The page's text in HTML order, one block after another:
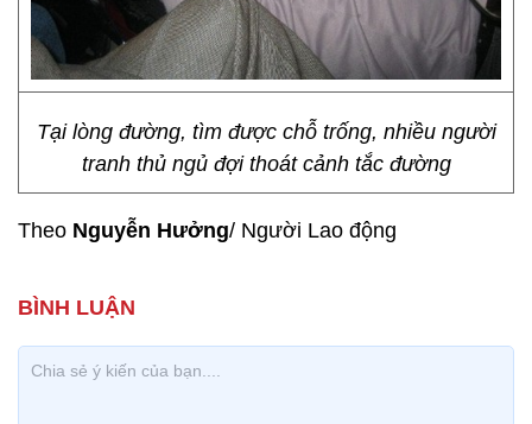
Tại lòng đường, tìm được chỗ trống, nhiều người
tranh thủ ngủ đợi thoát cảnh tắc đường
Theo Nguyễn Hưởng/ Người Lao động